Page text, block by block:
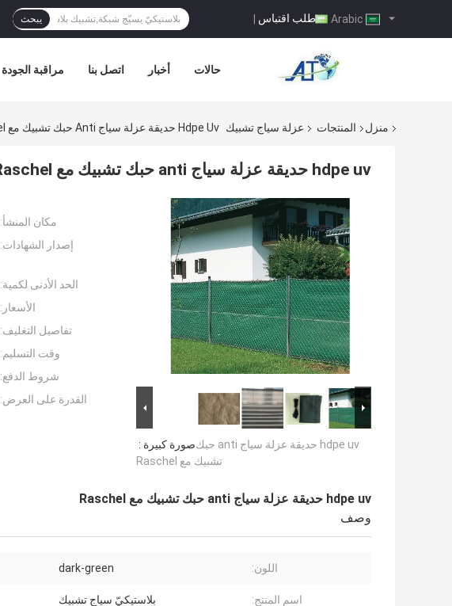
طلب اقتباس | يبحث
مراقبة الجودة اتصل بنا أخبار حالات
منزل المنتجات عزلة سياج تشبيك Hdpe Uv حديقة عزلة سياج Anti حبك تشبيك مع Raschel
hdpe uv حديقة عزلة سياج anti حبك تشبيك مع Raschel
صورة كبيرة :hdpe uv حديقة عزلة سياج anti حبك
تشبيك مع Raschel
مكان المنشأ:
إصدار الشهادات:
الحد الأدنى لكمية:
الأسعار:
تفاصيل التغليف:
وقت التسليم:
شروط الدفع:
القدرة على العرض:
hdpe uv حديقة عزلة سياج anti حبك تشبيك مع Raschel
وصف
اللون: dark-green
اسم المنتج: بلاستيكيّ سياج تشبيك